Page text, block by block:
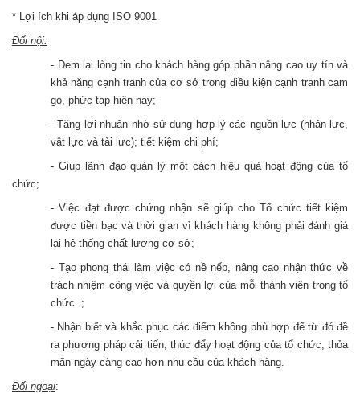
* Lợi ích khi áp dụng ISO 9001
Đối nội:
- Đem lại lòng tin cho khách hàng góp phần nâng cao uy tín và
khả năng cạnh tranh của cơ sở trong điều kiện cạnh tranh cam
go, phức tạp hiện nay;
- Tăng lợi nhuận nhờ sử dụng hợp lý các nguồn lực (nhân lực,
vật lực và tài lực); tiết kiệm chi phí;
- Giúp lãnh đạo quản lý một cách hiệu quả hoạt động của tổ
chức;
- Việc đạt được chứng nhận sẽ giúp cho Tổ chức tiết kiệm
được tiền bạc và thời gian vì khách hàng không phải đánh giá
lại hệ thống chất lượng cơ sở;
- Tạo phong thái làm việc có nề nếp, nâng cao nhận thức về
trách nhiệm công việc và quyền lợi của mỗi thành viên trong tổ
chức. ;
- Nhận biết và khắc phục các điểm không phù hợp để từ đó đề
ra phương pháp cải tiến, thúc đẩy hoạt động của tổ chức, thỏa
mãn ngày càng cao hơn nhu cầu của khách hàng.
Đối ngoại: